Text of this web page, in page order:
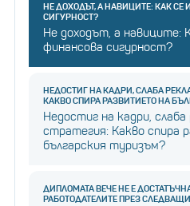
НЕ ДОХОДЪТ, А НАВИЦИТЕ: КАК
СИГУРНОСТ?
Не доходът, а навиците:
финансова сигурност?
НЕДОСТИГ НА КАДРИ, СЛАБА
КАКВО СПИРА РАЗВИТИЕТО НА
Недостиг на кадри, слаба
стратегия: Какво спира
българския туризъм?
ДИПЛОМАТА ВЕЧЕ НЕ Е
РАБОТОДАТЕЛИТЕ ПРЕЗ